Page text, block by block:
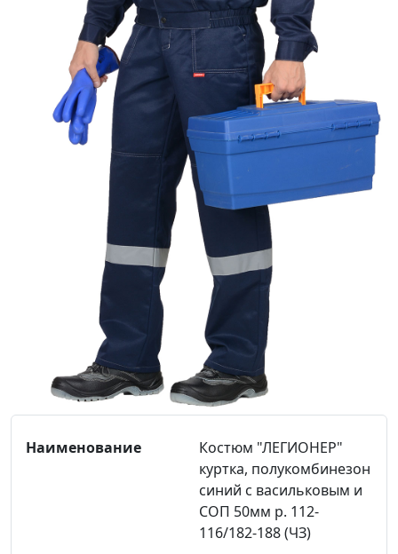
Костюм "ЛЕГИОНЕР"
куртка, полукомбинезон
синий с васильковым и
СОП 50мм р. 112-
116/182-188 (ЧЗ)